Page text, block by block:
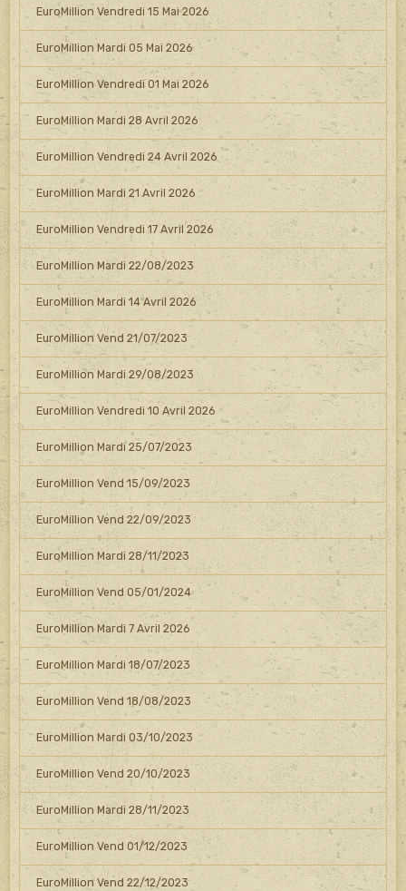
EuroMillion Vendredi 15 Mai 2026
EuroMillion Mardi 05 Mai 2026
EuroMillion Vendredi 01 Mai 2026
EuroMillion Mardi 28 Avril 2026
EuroMillion Vendredi 24 Avril 2026
EuroMillion Mardi 21 Avril 2026
EuroMillion Vendredi 17 Avril 2026
EuroMillion Mardi 22/08/2023
EuroMillion Mardi 14 Avril 2026
EuroMillion Vend 21/07/2023
EuroMillion Mardi 29/08/2023
EuroMillion Vendredi 10 Avril 2026
EuroMillion Mardi 25/07/2023
EuroMillion Vend 15/09/2023
EuroMillion Vend 22/09/2023
EuroMillion Mardi 28/11/2023
EuroMillion Vend 05/01/2024
EuroMillion Mardi 7 Avril 2026
EuroMillion Mardi 18/07/2023
EuroMillion Vend 18/08/2023
EuroMillion Mardi 03/10/2023
EuroMillion Vend 20/10/2023
EuroMillion Mardi 28/11/2023
EuroMillion Vend 01/12/2023
EuroMillion Vend 22/12/2023